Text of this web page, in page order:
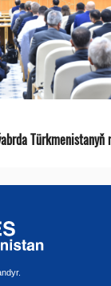
Türkmenistanyň